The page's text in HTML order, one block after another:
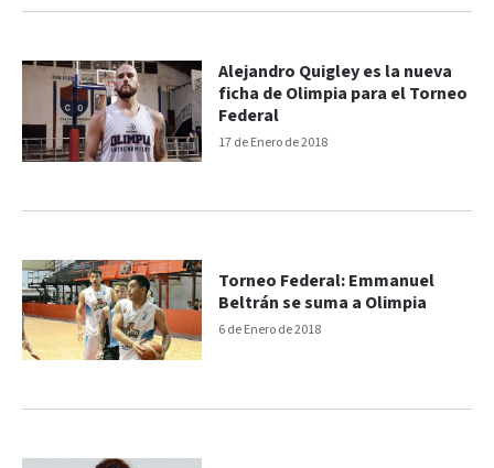
17 de Enero de 2018
Alejandro Quigley es la nueva
ficha de Olimpia para el Torneo
Federal
6 de Enero de 2018
Torneo Federal: Emmanuel
Beltrán se suma a Olimpia